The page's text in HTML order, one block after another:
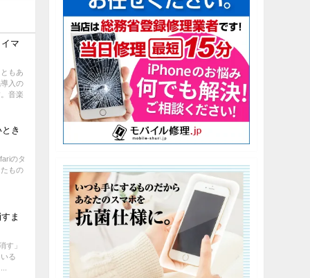
マ
もあ
入の
音楽
き
のタ
もの
ま
す」
る